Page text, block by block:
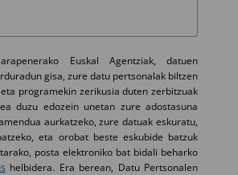
Euskal Agentziak, datuen
gisa, zure datu pertsonalak biltzen
programekin zerikusia duten zerbitzuak
duzu edozein unetan zure adostasuna
aurkatzeko, zure datuak eskuratu,
eta orobat beste eskubide batzuk
posta elektroniko bat bidali beharko
helbidera. Era berean, Datu Pertsonalen